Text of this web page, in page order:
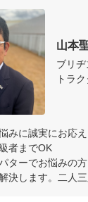
山本
ブリ
トラ
みに誠実にお応え
者までOK
ターでお悩みの方
決します。二人